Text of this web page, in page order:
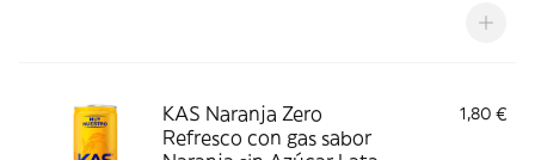
KAS Naranja Zero
Refresco con gas sabor
1,80 €